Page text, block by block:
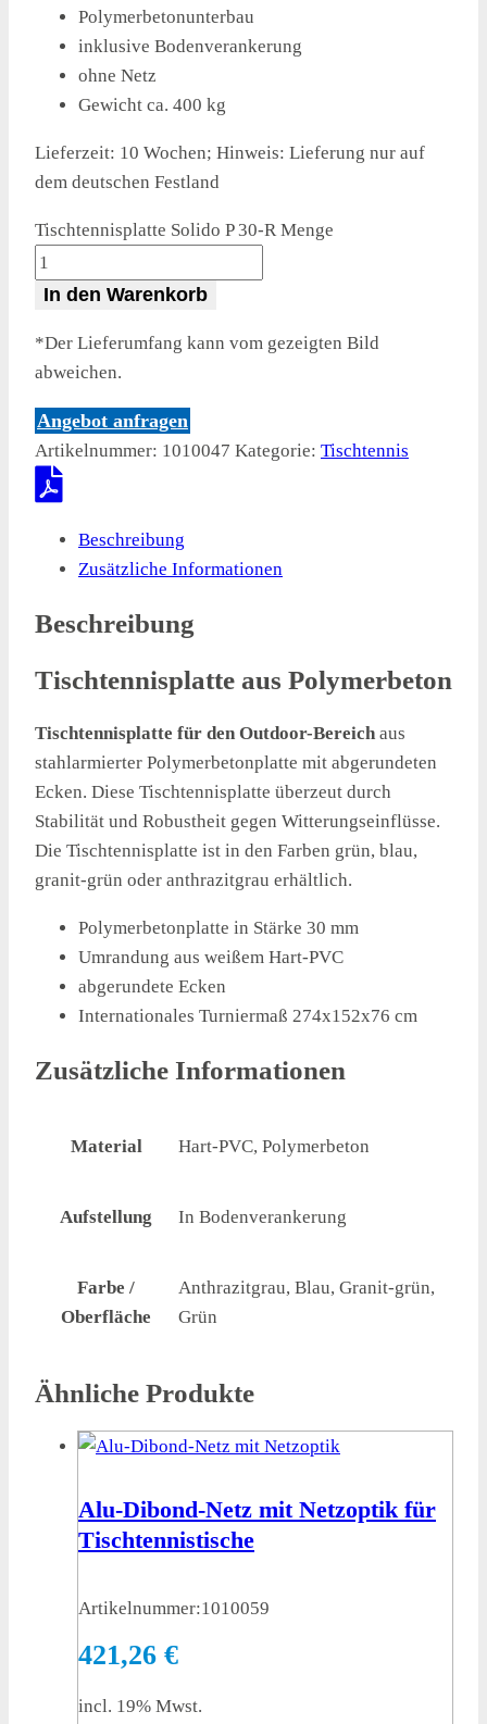
Polymerbetonunterbau
inklusive Bodenverankerung
ohne Netz
Gewicht ca. 400 kg
Lieferzeit: 10 Wochen; Hinweis: Lieferung nur auf
dem deutschen Festland
Tischtennisplatte Solido P 30-R Menge
In den Warenkorb
*Der Lieferumfang kann vom gezeigten Bild
abweichen.
Angebot anfragen
Artikelnummer: 1010047 Kategorie: Tischtennis
Beschreibung
Zusätzliche Informationen
Beschreibung
Tischtennisplatte aus Polymerbeton
Tischtennisplatte für den Outdoor-Bereich aus
stahlarmierter Polymerbetonplatte mit abgerundeten
Ecken. Diese Tischtennisplatte überzeut durch
Stabilität und Robustheit gegen Witterungseinflüsse.
Die Tischtennisplatte ist in den Farben grün, blau,
granit-grün oder anthrazitgrau erhältlich.
Polymerbetonplatte in Stärke 30 mm
Umrandung aus weißem Hart-PVC
abgerundete Ecken
Internationales Turniermaß 274x152x76 cm
Zusätzliche Informationen
Material Hart-PVC, Polymerbeton
Aufstellung In Bodenverankerung
Farbe /
Oberfläche
Anthrazitgrau, Blau, Granit-grün,
Grün
Ähnliche Produkte
Alu-Dibond-Netz mit Netzoptik für
Tischtennistische
Artikelnummer:1010059
421,26 €
incl. 19% Mwst.